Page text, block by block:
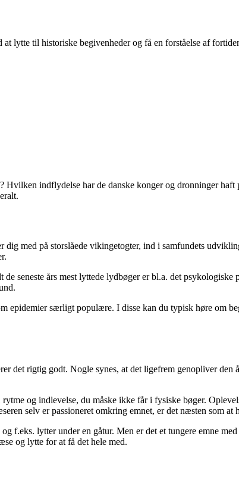
lytte til historiske begivenheder og få en forståelse af
indflydelse har de danske konger og dronninger
med på storslåede vikingetogter, ind i samfundets
seneste års mest lyttede lydbøger er bl.a. det
epidemier særligt populære. I disse kan du typisk høre om
det rigtig godt. Nogle synes, at det ligefrem genopliver
og indlevelse, du måske ikke får i fysiske bøger.
selv er passioneret omkring emnet, er det næsten som at
f.eks. lytter under en gåtur. Men er det et tungere emne
og lytte for at få det hele med.